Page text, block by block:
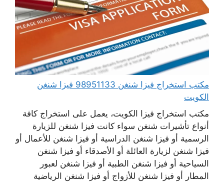
مكتب استخراج فيزا شنغن 98951133 فيزا شنغن
الكويت
مكتب استخراج فيزا الكويت، يعمل على استخراج كافة
أنواع تأشيرات شنغن سواء كانت فيزا شنغن للزيارة
الرسمية أو فيزا شنغن الدراسية أو فيزا شنغن للأعمال أو
فيزا شنغن لزيارة العائلة أو الأصدقاء أو فيزا شنغن
السياحية أو فيزا شنغن الطبية أو فيزا شنغن لعبور
المطار أو فيزا شنغن للأزواج أو فيزا شنغن الرياضية